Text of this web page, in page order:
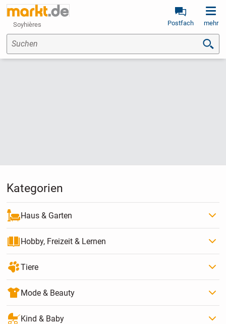
Soyhières Postfach mehr
Suchen
Kategorien
Haus & Garten
Hobby, Freizeit & Lernen
Tiere
Mode & Beauty
Kind & Baby